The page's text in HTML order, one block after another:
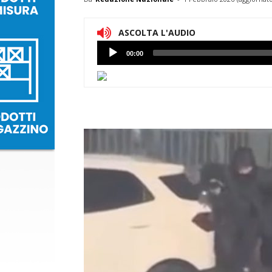
ASCOLTA L'AUDIO
Lettore
Audio
00:00